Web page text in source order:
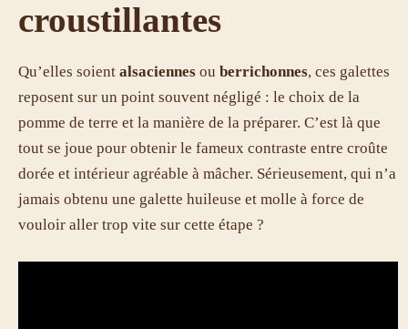
croustillantes
Qu’elles soient alsaciennes ou berrichonnes, ces galettes
reposent sur un point souvent négligé : le choix de la
pomme de terre et la manière de la préparer. C’est là que
tout se joue pour obtenir le fameux contraste entre croûte
dorée et intérieur agréable à mâcher. Sérieusement, qui n’a
jamais obtenu une galette huileuse et molle à force de
vouloir aller trop vite sur cette étape ?